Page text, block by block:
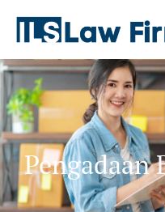
content
Pengadaan